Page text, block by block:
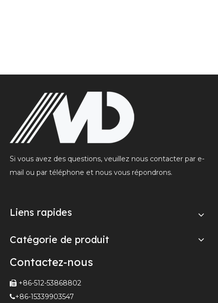
Si vous avez des questions, veuillez nous contacter par e-
mail ou par téléphone et nous vous répondrons.
Liens rapides
Catégorie de produit
Contactez-nous
 +86-512-53868802
+86-15339903547